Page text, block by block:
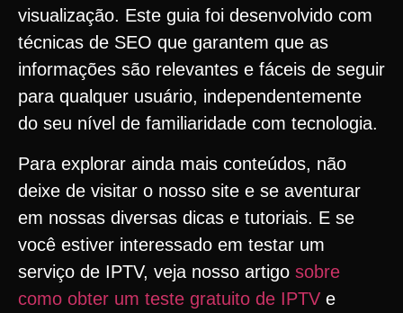
visualização. Este guia foi desenvolvido com
técnicas de SEO que garantem que as
informações são relevantes e fáceis de seguir
para qualquer usuário, independentemente
do seu nível de familiaridade com tecnologia.
Para explorar ainda mais conteúdos, não
deixe de visitar o nosso site e se aventurar
em nossas diversas dicas e tutoriais. E se
você estiver interessado em testar um
serviço de IPTV, veja nosso artigo sobre
como obter um teste gratuito de IPTV e